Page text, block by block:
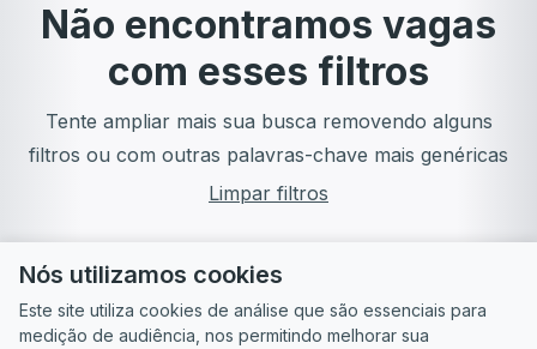
Não encontramos vagas
com esses filtros
Tente ampliar mais sua busca removendo alguns
filtros ou com outras palavras-chave mais genéricas
Limpar filtros
Nós utilizamos cookies
Este site utiliza cookies de análise que são essenciais para
medição de audiência, nos permitindo melhorar sua